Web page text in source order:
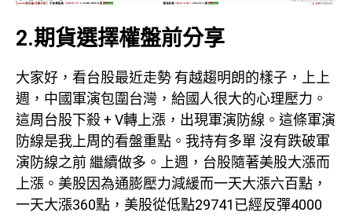
2.期貨選擇權盤前分享
大家好，看台股最近走勢 有越趨明朗的樣子，上上
週，中國軍演包圍台灣，給國人很大的心理壓力。
這周台股下殺 + V轉上漲，出現軍演防線。這條軍演
防線是我上周的看盤重點。我持有多單 沒有跌破軍
演防線之前 繼續做多。上週，台股隨著美股大漲而
上漲。美股因為通膨壓力減緩而一天大漲六百點，
一天大漲360點，美股從低點29741已經反彈4000